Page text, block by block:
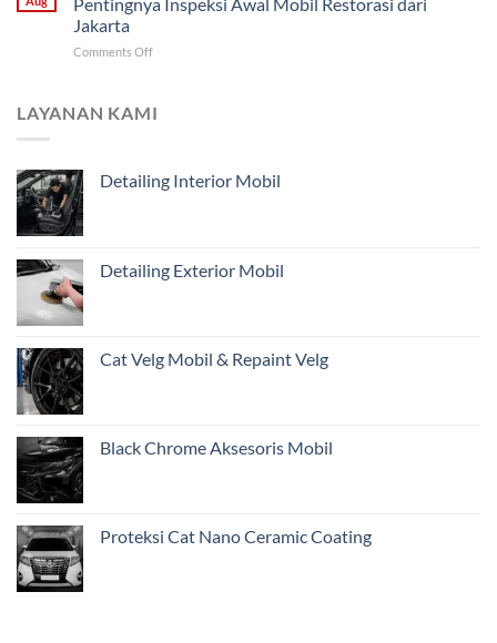
Restorasi
Jarak
Pemilik
Jakarta
Comments Offon
dari
Pentingnya
dari
LAYANAN KAMI
Detailing Interior Mobil
Detailing Exterior Mobil
Cat Velg Mobil & Repaint Velg
Black Chrome Aksesoris Mobil
Proteksi Cat Nano Ceramic Coating